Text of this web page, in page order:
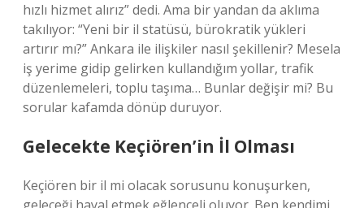
hızlı hizmet alırız” dedi. Ama bir yandan da aklıma
takılıyor: “Yeni bir il statüsü, bürokratik yükleri
artırır mı?” Ankara ile ilişkiler nasıl şekillenir? Mesela
iş yerime gidip gelirken kullandığım yollar, trafik
düzenlemeleri, toplu taşıma… Bunlar değişir mi? Bu
sorular kafamda dönüp duruyor.
Gelecekte Keçiören’in İl Olması
Keçiören bir il mi olacak sorusunu konuşurken,